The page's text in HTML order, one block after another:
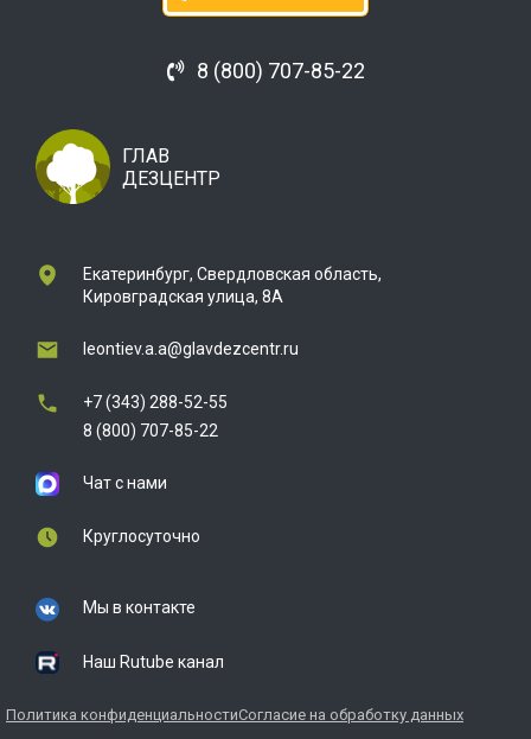
8 (800) 707-85-22
ГЛАВ
ДЕЗЦЕНТР
Екатеринбург, Свердловская область,
Кировградская улица, 8А
leontiev.a.a@glavdezcentr.ru
+7 (343) 288-52-55
8 (800) 707-85-22
Чат с нами
Круглосуточно
Мы в контакте
Наш Rutube канал
Политика конфиденциальностиСогласие на обработку данных